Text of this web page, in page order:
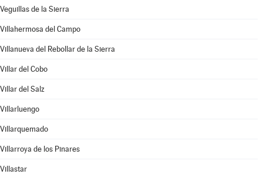
Veguillas de la Sierra
Villahermosa del Campo
Villanueva del Rebollar de la Sierra
Villar del Cobo
Villar del Salz
Villarluengo
Villarquemado
Villarroya de los Pinares
Villastar